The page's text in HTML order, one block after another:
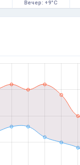
Вечер: +9°C